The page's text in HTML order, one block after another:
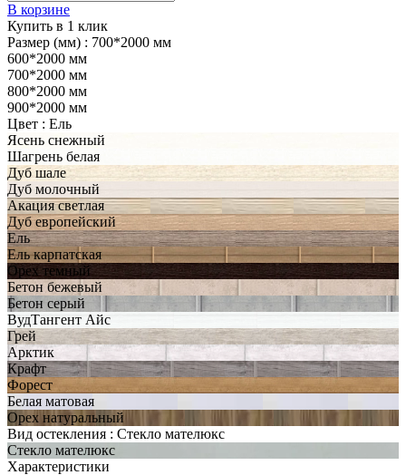
В корзине
Купить в 1 клик
Размер (мм) : 700*2000 мм
600*2000 мм
700*2000 мм
800*2000 мм
900*2000 мм
Цвет : Ель
Ясень снежный
Шагрень белая
Дуб шале
Дуб молочный
Акация светлая
Дуб европейский
Ель
Ель карпатская
Орех темный
Бетон бежевый
Бетон серый
ВудТангент Айс
Грей
Арктик
Крафт
Форест
Белая матовая
Орех натуральный
Вид остекления : Стекло мателюкс
Стекло мателюкс
Характеристики